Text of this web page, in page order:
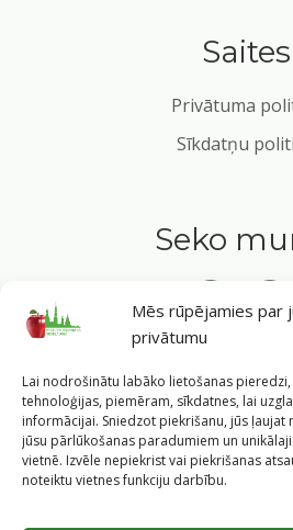
Mēs rūpējamies par
privātumu
Lai nodrošinātu labāko lietošanas
tehnoloģijas, piemēram, sīkdatnes, lai
informācijai. Sniedzot piekrišanu, jūs
jūsu pārlūkošanas paradumiem un
vietnē. Izvēle nepiekrist vai piekrišanas
noteiktu vietnes funkciju darbību.
Saites
Privātuma
Sīkdatņu
Seko
©2026 Veselīgs rīdzinieks
informāciju, atsauce uz Rīgas